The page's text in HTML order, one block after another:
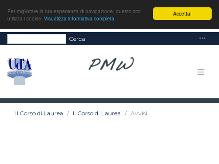
Accetta!
Per migliorare la tua esperienza di navigazione, questo sito
utilizza i cookie. Visualizza informativa completa
Cerca
Il Corso di Laurea Il Corso di Laurea Avvisi